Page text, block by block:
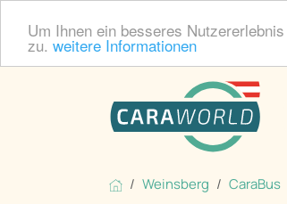
Um Ihnen ein besseres
zu. weitere Informationen
Weinsberg CaraBus